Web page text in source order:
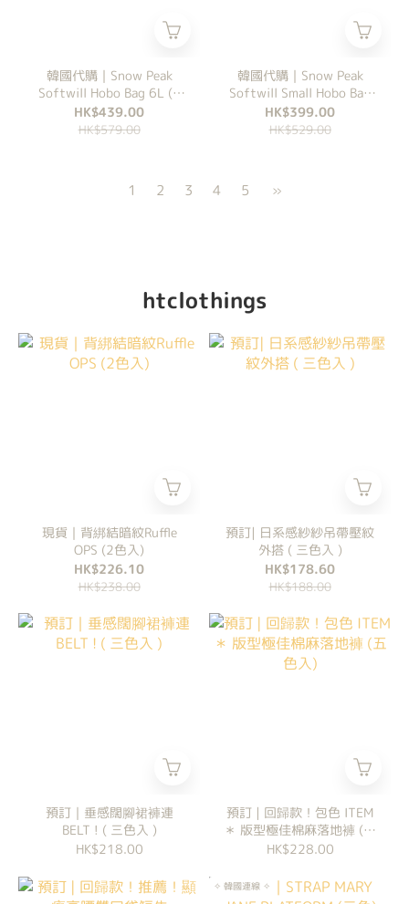
韓國代購｜Snow Peak
Softwill Hobo Bag 6L (5
Colours)
HK$439.00
HK$579.00
韓國代購｜Snow Peak
Softwill Small Hobo Bag
4L 半月袋 (5 Colours)
HK$399.00
HK$529.00
1 2 3 4 5 »
htclothings
現貨｜背綁結暗紋Ruffle
OPS (2色入)
HK$226.10
HK$238.00
預訂| 日系感紗紗吊帶壓紋
外搭 ( 三色入 )
HK$178.60
HK$188.00
預訂｜垂感闊腳裙褲連
BELT ! ( 三色入 )
HK$218.00
預訂 | 回歸款！包色 ITEM
＊ 版型極佳棉麻落地褲 (五
色入)
HK$228.00
✧ 韓國連線 ✧